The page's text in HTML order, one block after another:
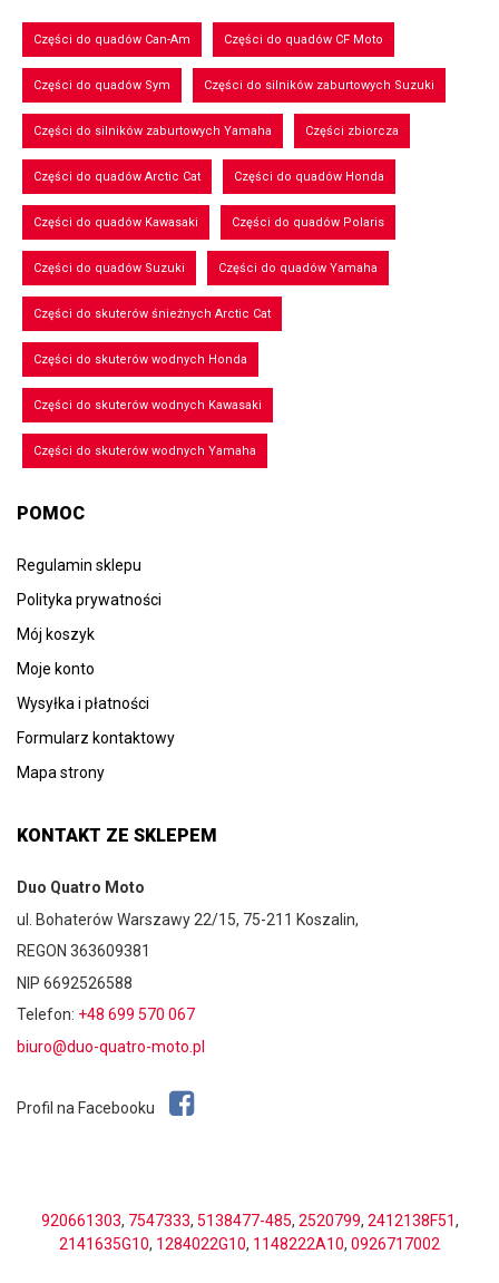
Części do quadów Can-Am Części do quadów CF Moto
Części do quadów Sym Części do silników zaburtowych Suzuki
Części do silników zaburtowych Yamaha Części zbiorcza
Części do quadów Arctic Cat Części do quadów Honda
Części do quadów Kawasaki Części do quadów Polaris
Części do quadów Suzuki Części do quadów Yamaha
Części do skuterów śnieżnych Arctic Cat
Części do skuterów wodnych Honda
Części do skuterów wodnych Kawasaki
Części do skuterów wodnych Yamaha
POMOC
Regulamin sklepu
Polityka prywatności
Mój koszyk
Moje konto
Wysyłka i płatności
Formularz kontaktowy
Mapa strony
KONTAKT ZE SKLEPEM
Duo Quatro Moto
ul. Bohaterów Warszawy 22/15, 75-211 Koszalin,
REGON 363609381
NIP 6692526588
Telefon: +48 699 570 067
biuro@duo-quatro-moto.pl
Profil na Facebooku
920661303, 7547333, 5138477-485, 2520799, 2412138F51,
2141635G10, 1284022G10, 1148222A10, 0926717002